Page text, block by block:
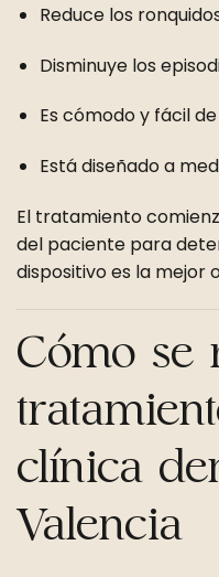
Reduce los
Disminuye los
Es cómodo y fácil
Está diseñado a
El tratamiento
del paciente para
dispositivo es la mejor
Cómo se
clínica
Valencia